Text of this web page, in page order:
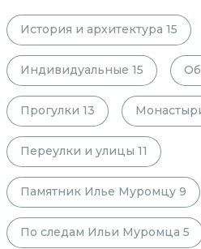
История и архитектура 15
Индивидуальные 15
Прогулки 13
Переулки и улицы 11
Памятник Илье Муромцу 9
По следам Ильи Муромца 5